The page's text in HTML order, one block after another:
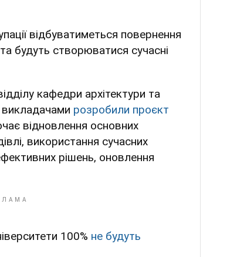
відбуватиметься повернення
та будуть створюватися сучасні
кафедри архітектури та
розробили проєкт
відновлення основних
використання сучасних
рішень, оновлення
100% не будуть